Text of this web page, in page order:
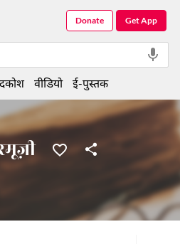
Get App
Donate
वीडियो ई-पुस्तक